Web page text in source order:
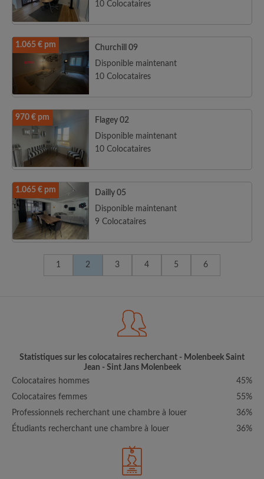
10 Colocataires
1.065 € pm
Churchill 09
Disponible maintenant
10 Colocataires
970 € pm
Flagey 02
Disponible maintenant
10 Colocataires
1.065 € pm
Dailly 05
Disponible maintenant
9 Colocataires
1 2 3 4 5 6
Statistiques sur les colocataires recherchant - Molenbeek Saint
Jean - Sint Jans Molenbeek
Colocataires hommes
45%
Colocataires femmes
55%
Professionnels recherchant une chambre à louer
36%
Étudiants recherchant une chambre à louer
36%